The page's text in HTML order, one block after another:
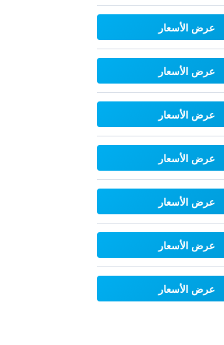
عرض الأسعار
عرض الأسعار
عرض الأسعار
عرض الأسعار
عرض الأسعار
عرض الأسعار
عرض الأسعار